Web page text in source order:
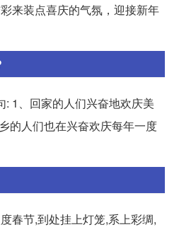
来装点喜庆的气氛，迎接新年
: 1、回家的人们兴奋地欢庆美
的人们也在兴奋欢庆每年一度
春节,到处挂上灯笼,系上彩绸,